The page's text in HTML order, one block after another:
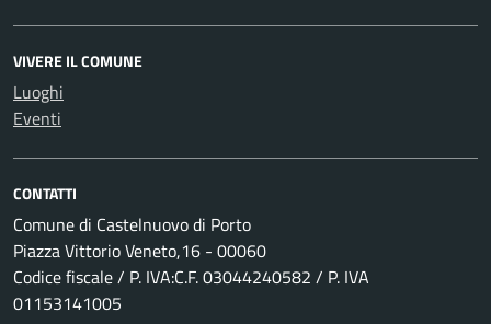
VIVERE IL COMUNE
Luoghi
Eventi
CONTATTI
Comune di Castelnuovo di Porto
Piazza Vittorio Veneto,16 - 00060
Codice fiscale / P. IVA:C.F. 03044240582 / P. IVA
01153141005